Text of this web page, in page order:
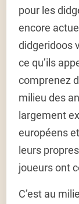
pour les
encore
didgeridoos
ce qu’ils
comprenez
milieu des
largement
européens
leurs
joueurs ont
C’est au